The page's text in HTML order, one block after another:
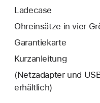
Ladecase
Ohreinsätze in vier
Garantiekarte
Kurzanleitung
(Netzadapter und
erhältlich)